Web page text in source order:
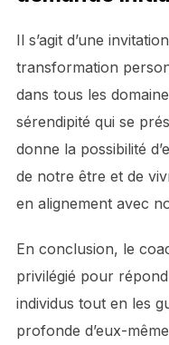
Il s’agit d’une
transformation
dans tous les
sérendipité qui se
donne la possibilité
de notre être et de
en alignement avec
En conclusion, le
privilégié pour
individus tout en les
profonde d’eux-